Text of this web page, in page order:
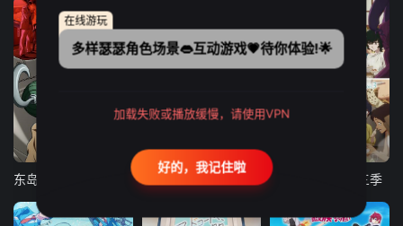
古诺希亚 致不灭的你 第三季
在线游玩
多样瑟瑟角色场景👄互动游戏💗待你体验!🌟
加载失败或播放缓慢，请使用VPN
好的，我记住啦